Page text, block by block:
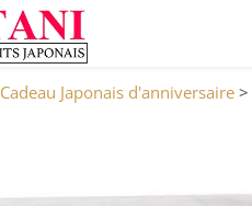
Cadeau Japonais d'anniversaire >